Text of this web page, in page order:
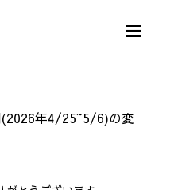
年4/25~5/6)の変